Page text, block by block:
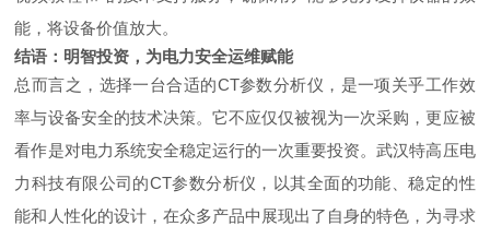
能，将设备价值放大。
结语：明智投资，为电力安全运维赋能
总而言之，选择一台合适的CT参数分析仪，是一项关乎工作效
率与设备安全的技术决策。它不应仅仅被视为一次采购，更应被
看作是对电力系统安全稳定运行的一次重要投资。武汉特高压电
力科技有限公司的CT参数分析仪，以其全面的功能、稳定的性
能和人性化的设计，在众多产品中展现出了自身的特色，为寻求